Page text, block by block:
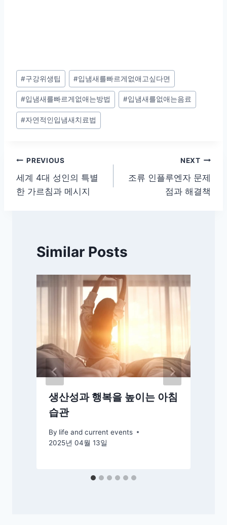
Post
Tags:
#구강위생팁 #입냄새를빠르게없애고싶다면
#입냄새를빠르게없애는방법 #입냄새를없애는음료
#자연적인입냄새치료법
글
탐
PREVIOUS
세계 4대 성인의 특별
한 가르침과 메시지
NEXT
조류 인플루엔자 문제
점과 해결책
Similar Posts
생산성과 행복을 높이는 아침
습관
By life and current events
2025년 04월 13일